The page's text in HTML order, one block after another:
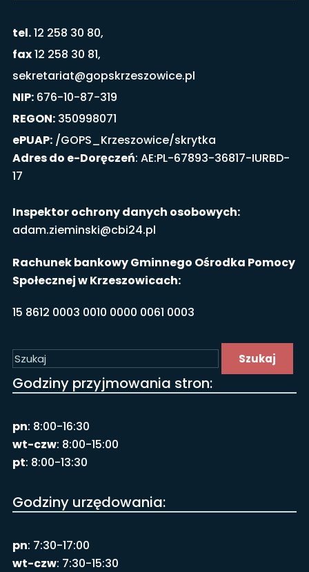
tel.12 258 30 80,
fax12 258 30 81,
sekretariat@gopskrzeszowice.pl
NIP:676-10-87-319
REGON:350998071
ePUAP:/GOPS_Krzeszowice/skrytka
Adres do e-Doręczeń: AE:PL-67893-36817-IURBD-
17
Inspektor ochrony danych osobowych:
adam.zieminski@cbi24.pl
Rachunek bankowy Gminnego Ośrodka Pomocy
Społecznej w Krzeszowicach:
15 8612 0003 0010 0000 0061 0003
Szukaj
Godziny przyjmowania stron:
pn: 8:00-16:30
wt-czw: 8:00-15:00
pt: 8:00-13:30
Godziny urzędowania:
pn: 7:30-17:00
wt-czw: 7:30-15:30